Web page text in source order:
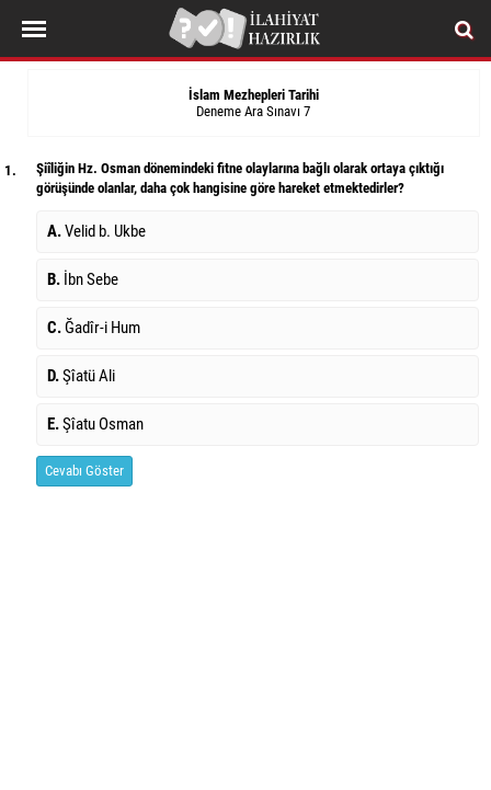
İslam Mezhepleri Tarihi
Deneme Ara Sınavı 7
1.
Şiîliğin Hz. Osman dönemindeki fitne olaylarına bağlı olarak ortaya çıktığı
görüşünde olanlar, daha çok hangisine göre hareket etmektedirler?
A.Velid b. Ukbe
B. İbn Sebe
C.Ğadîr-i Hum
D.Şîatü Ali
E.Şîatu Osman
Cevabı Göster